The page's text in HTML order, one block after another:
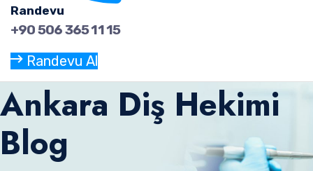
Randevu
+90 506 365 11 15
Randevu Al
Ankara Diş Hekimi
Blog